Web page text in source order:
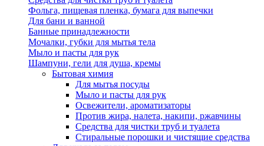
Фольга, пищевая пленка, бумага для выпечки
Для бани и ванной
Банные принадлежности
Мочалки, губки для мытья тела
Мыло и пасты для рук
Шампуни, гели для душа, кремы
Бытовая химия
Для мытья посуды
Мыло и пасты для рук
Освежители, ароматизаторы
Против жира, налета, накипи, ржавчины
Средства для чистки труб и туалета
Стиральные порошки и чистящие средства